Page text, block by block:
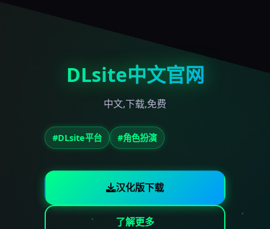
DLsite中文官网
中文,下载,免费
#DLsite平台 #角色扮演
汉化版下载
了解更多